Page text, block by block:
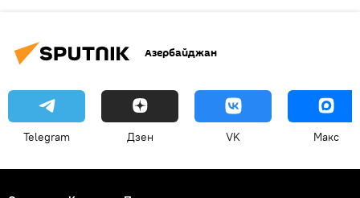
Азербайджан
Telegram Дзен VK Макс